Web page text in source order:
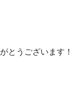
とうございます！